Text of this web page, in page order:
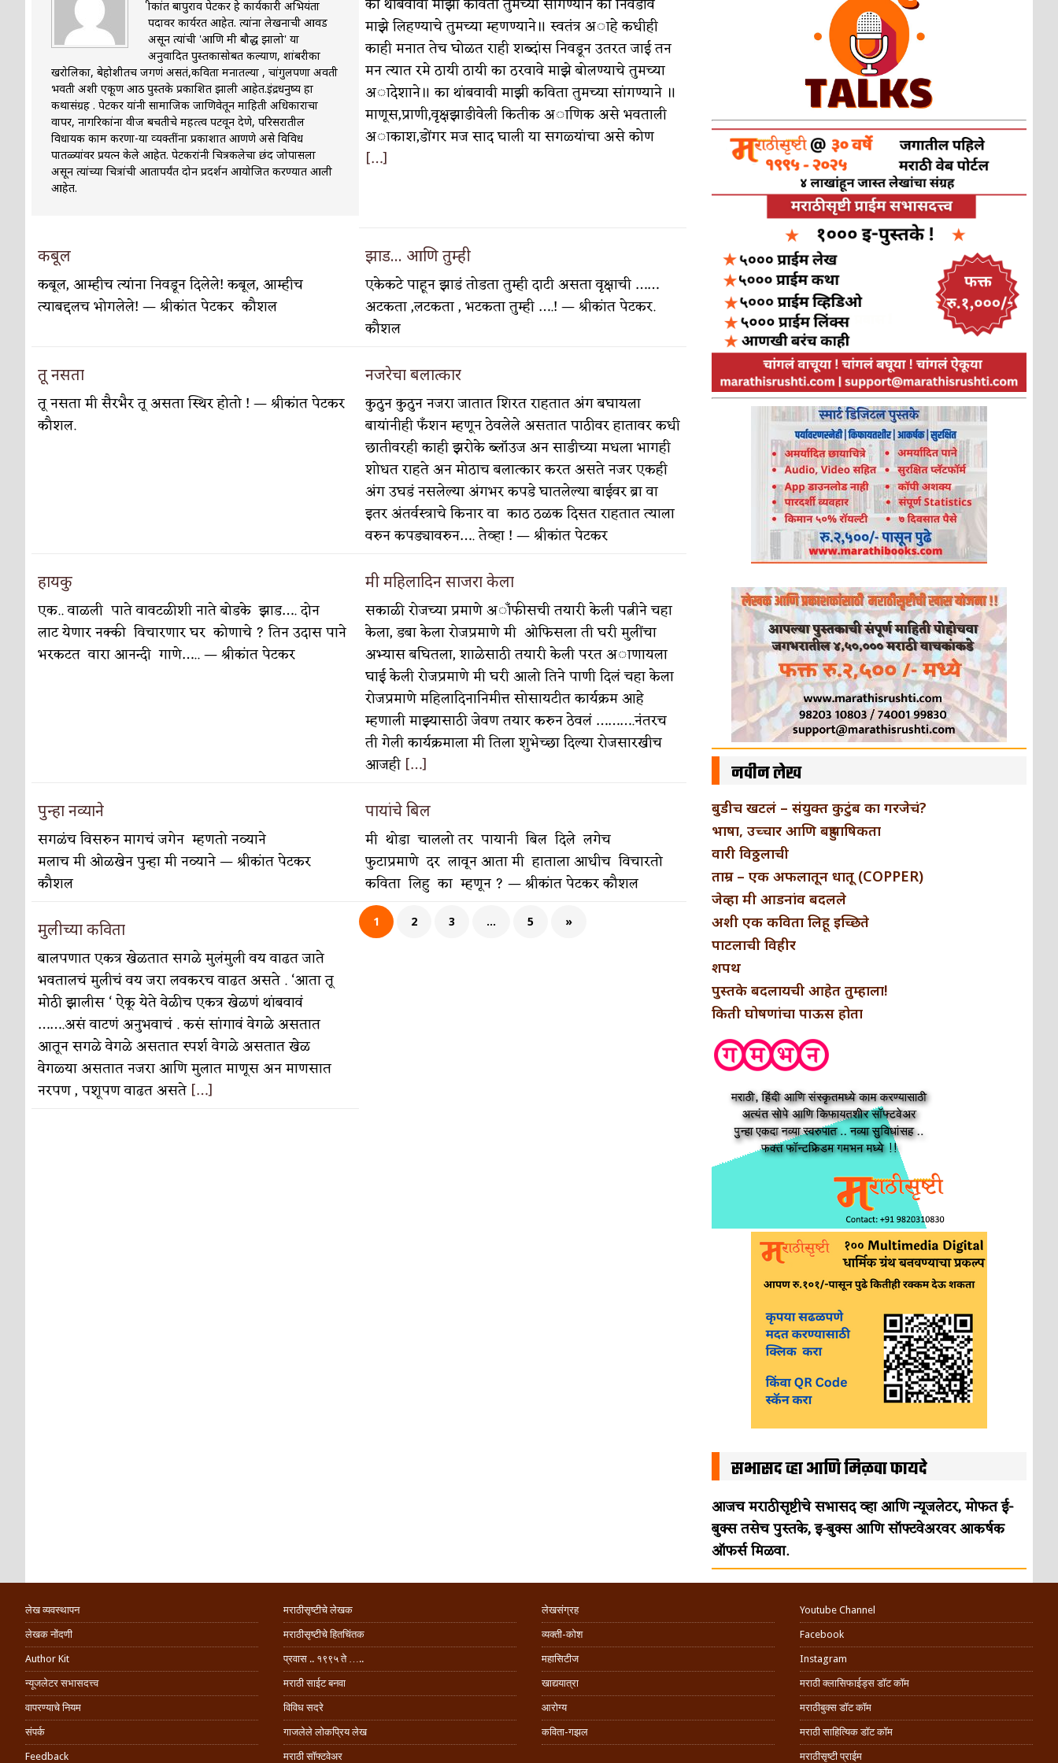
पाटलाची विहीर कविता-गझल-चारोळी-वात्रटिका
शपथ कविता-गझल-चारोळी-वात्रटिका
पुस्तके बदलायची आहेत तुम्हाला! कविता-गझल-चारोळी-वात्रटिका
किती घोषणांचा पाऊस होता कविता-गझल-चारोळी-वात्रटिका
कसं हुईन तं हू माय… परिचय आणि परिक्षणे
आदिवासींचा डॉक्टर, समाजसेवेचा ध्यास : डॉ. राहुल जोशी युवा-विश्व
डेंग्यू: ताप उतरला म्हणजे धोका टळला असे नाही! आरोग्य
दिनविशेष
श्रीकांत बापुराव पेटकर हे कार्यकारी अभियंता
पदावर कार्यरत आहेत. त्‍यांना लेखनाची आवड
असून त्‍यांची 'आणि मी बौद्ध झालो' या
अनुवादित पुस्‍तकासोबत कल्‍याण, शांबरीका
खरोलिका, बेहोशीतच जगणं असतं,कविता मनातल्या , चांगुलपणा अवती
भवती अशी एकूण आठ पुस्‍तके प्रकाशित झाली आहेत.इंद्रधनुष्य हा
कथासंग्रह . पेटकर यांनी सामाजिक जाणिवेतून माहिती अधिकाराचा
वापर, नागरिकांना वीज बचतीचे महत्‍त्‍व पटवून देणे, परिसरातील
विधायक काम करणा-या व्‍यक्‍तींना प्रकाशात आणणे असे विविध
पातळ्यांवर प्रयत्‍न केले आहेत. पेटकरांनी चित्रकलेचा छंद जोपासला
असून त्‍यांच्‍या चित्रांची आतापर्यंत दोन प्रदर्शन आयोजित करण्‍यात आली
आहेत.
का थांबवावी माझी कविता तुमच्या सांगण्याने का निवडावे
माझे लिहण्याचे तुमच्या म्हणण्याने॥ स्वतंत्र अाहे कधीही
काही मनात तेच घोळत राही शब्दांस निवडून उतरत जाई तन
मन त्यात रमे ठायी ठायी का ठरवावे माझे बोलण्याचे तुमच्या
अादेशाने॥ का थांबवावी माझी कविता तुमच्या सांगण्याने ॥
माणूस,प्राणी,वृक्षझाडीवेली कितीक अाणिक असे भवताली
अाकाश,डोंगर मज साद घाली या सगळ्यांचा असे कोण
[…]
कबूल
कबूल, आम्हीच त्यांना निवडून दिलेले! कबूल, आम्हीच
त्याबद्दलच भोगलेले! — श्रीकांत पेटकर कौशल
झाड… आणि तुम्ही
एकेकटे पाहून झाडं तोडता तुम्ही दाटी असता वृक्षाची ……
अटकता ,लटकता , भटकता तुम्ही ….! — श्रीकांत पेटकर.
कौशल
तू नसता
तू नसता मी सैरभैर तू असता स्थिर होतो ! — श्रीकांत पेटकर
कौशल.
नजरेचा बलात्कार
कुठुन कुठुन नजरा जातात शिरत राहतात अंग बघायला
बायांनीही फँशन म्हणून ठेवलेले असतात पाठीवर हातावर कधी
छातीवरही काही झरोके ब्लाॅउज अन साडीच्या मधला भागही
शोधत राहते अन मोठाच बलात्कार करत असते नजर एकही
अंग उघडं नसलेल्या अंगभर कपडे घातलेल्या बाईवर ब्रा वा
इतर अंतर्वस्त्राचे किनार वा काठ ठळक दिसत राहतात त्याला
वरुन कपड्यावरुन…. तेव्हा ! — श्रीकांत पेटकर
हायकु
एक.. वाळली पाते वावटळीशी नाते बोडके झाड…. दोन
लाट येणार नक्की विचारणार घर कोणाचे ? तिन उदास पाने
भरकटत वारा आनन्दी गाणे….. — श्रीकांत पेटकर
मी महिलादिन साजरा केला
सकाळी रोजच्या प्रमाणे अाँफीसची तयारी केली पत्नीने चहा
केला, डबा केला रोजप्रमाणे मी ओफिसला ती घरी मुलींचा
अभ्यास बघितला, शाळेसाठी तयारी केली परत अाणायला
घाई केली रोजप्रमाणे मी घरी आलो तिने पाणी दिलं चहा केला
रोजप्रमाणे महिलादिनानिमीत्त सोसायटीत कार्यक्रम आहे
म्हणाली माझ्यासाठी जेवण तयार करुन ठेवलं ……….नंतरच
ती गेली कार्यक्रमाला मी तिला शुभेच्छा दिल्या रोजसारखीच
आजही […]
पुन्हा नव्याने
सगळंच विसरुन मागचं जगेन म्हणतो नव्याने
मलाच मी ओळखेन पुन्हा मी नव्याने — श्रीकांत पेटकर
कौशल
पायांचे बिल
मी थोडा चाललो तर पायानी बिल दिले लगेच
फुटाप्रमाणे दर लावून आता मी हाताला आधीच विचारतो
कविता लिहु का म्हणून ? — श्रीकांत पेटकर कौशल
मुलीच्या कविता
बालपणात एकत्र खेळतात सगळे मुलंमुली वय वाढत जाते
भवतालचं मुलीचं वय जरा लवकरच वाढत असते . ‘आता तू
मोठी झालीस ‘ ऐकू येते वेळीच एकत्र खेळणं थांबवावं
…….असं वाटणं अनुभवाचं . कसं सांगावं वेगळे असतात
आतून सगळे वेगळे असतात स्पर्श वेगळे असतात खेळ
वेगळ्या असतात नजरा आणि मुलात माणूस अन माणसात
नरपण , पशूपण वाढत असते […]
1 2 3 … 5 »
नवीन लेख
बुडीच खटलं – संयुक्त कुटुंब का गरजेचं?
भाषा, उच्चार आणि बहुभाषिकता
वारी विठ्ठलाची
ताम्र – एक अफलातून धातू (COPPER)
जेव्हा मी आडनांव बदलले
अशी एक कविता लिहू इच्छिते
पाटलाची विहीर
शपथ
पुस्तके बदलायची आहेत तुम्हाला!
किती घोषणांचा पाऊस होता
सभासद व्हा आणि मिळवा फायदे
आजच मराठीसृष्टीचे सभासद व्हा आणि न्यूजलेटर, मोफत ई-
बुक्स तसेच पुस्तके, इ-बुक्स आणि सॉफ्टवेअरवर आकर्षक
ऑफर्स मिळवा.
लेख व्यवस्थापन
लेखक नोंदणी
Author Kit
न्यूजलेटर सभासदत्त्व
वापरण्याचे नियम
संपर्क
Feedback
मराठीसृष्टीचे लेखक
मराठीसृष्टीचे हितचिंतक
प्रवास .. १९९५ ते …..
मराठी साईट बनवा
विविध सदरे
गाजलेले लोकप्रिय लेख
मराठी सॉफ्टवेअर
लेखसंग्रह
व्यक्ती-कोश
महासिटीज
खाद्ययात्रा
आरोग्य
कविता-गझल
Youtube Channel
Facebook
Instagram
मराठी क्लासिफाईड्स डॉट कॉम
मराठीबुक्स डॉट कॉम
मराठी साहित्यिक डॉट कॉम
मराठीसृष्टी प्राईम